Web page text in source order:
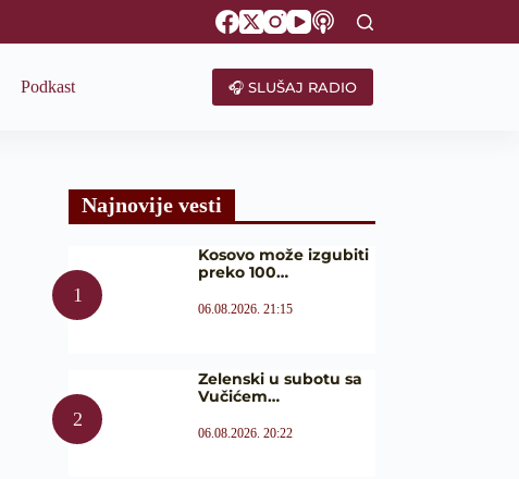
Podkast 🎧 SLUŠAJ RADIO
Najnovije vesti
Kosovo može izgubiti
preko 100…
06.08.2026. 21:15
Zelenski u subotu sa
Vučićem…
06.08.2026. 20:22